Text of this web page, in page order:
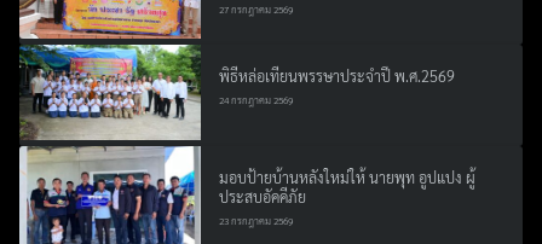
27 กรกฎาคม 2569
พิธีหล่อเทียนพรรษาประจำปี พ.ศ.2569
24 กรกฎาคม 2569
มอบป้ายบ้านหลังใหม่ให้ นายพุท อูปแปง ผู้
ประสบอัคคีภัย
23 กรกฎาคม 2569